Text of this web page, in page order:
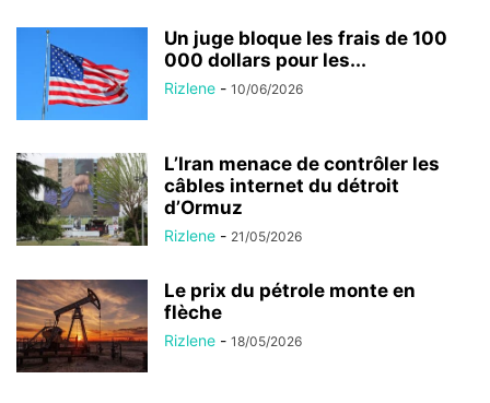
Un juge bloque les frais de 100
000 dollars pour les...
Rizlene - 10/06/2026
L’Iran menace de contrôler les
câbles internet du détroit
d’Ormuz
Rizlene - 21/05/2026
Le prix du pétrole monte en
flèche
Rizlene - 18/05/2026